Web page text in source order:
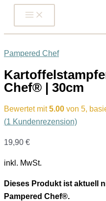
springen
Pampered Chef
Chef® | 30cm
Bewertet mit5.00 von 5,
(1 Kundenrezension)
19,90 €
inkl. MwSt.
Dieses Produkt ist aktuell
Pampered Chef®.